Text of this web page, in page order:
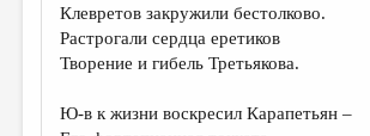
Клевретов закружили бестолково.
Растрогали сердца еретиков
Творение и гибель Третьякова.
Ю-в к жизни воскресил Карапетьян –